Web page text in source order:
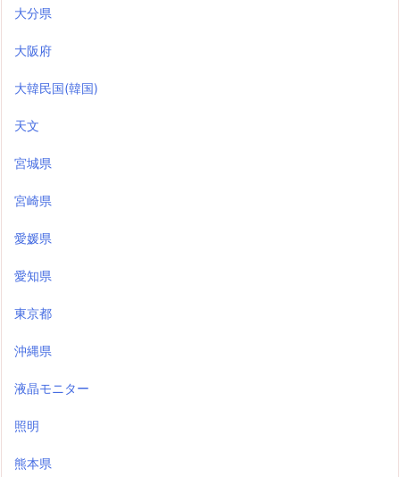
大分県
大阪府
大韓民国(韓国)
天文
宮城県
宮崎県
愛媛県
愛知県
東京都
沖縄県
液晶モニター
照明
熊本県